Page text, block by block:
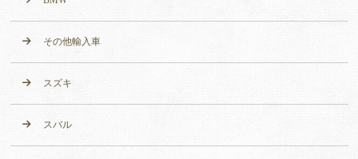
その他輸入車
スズキ
スバル